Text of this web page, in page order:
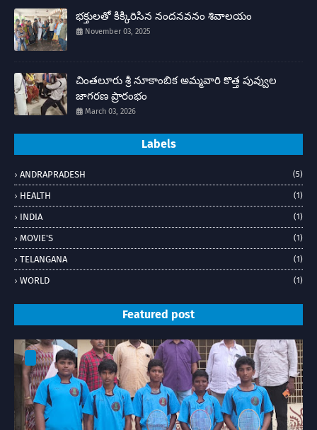
భక్తులతో కిక్కిరిసిన నందనవనం శివాలయం
November 03, 2025
చింతలూరు శ్రీ నూకాంబిక అమ్మవారి కొత్త పువ్వుల
జాగరణ ప్రారంభం
March 03, 2026
Labels
ANDRAPRADESH (5)
HEALTH (1)
INDIA (1)
MOVIE'S (1)
TELANGANA (1)
WORLD (1)
Featured post